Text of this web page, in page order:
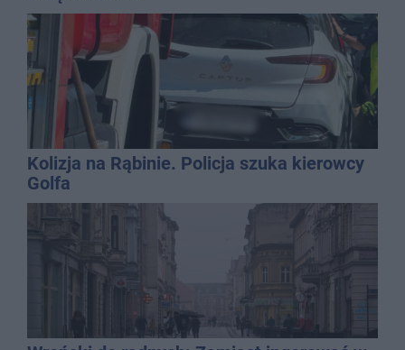
Kolizja na Rąbinie. Policja szuka kierowcy
Golfa